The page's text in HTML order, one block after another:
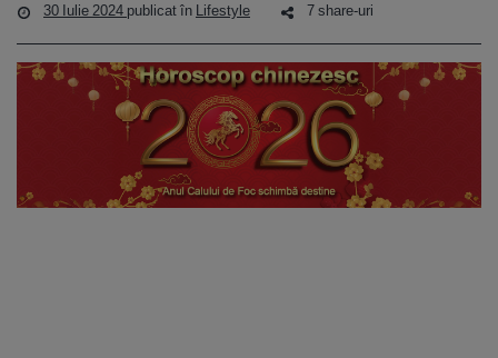
30 Iulie 2024 publicat în Lifestyle 7 share-uri